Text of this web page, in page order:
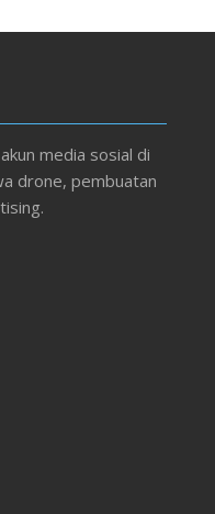
media sosial di
drone, pembuatan